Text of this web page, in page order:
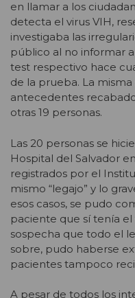
en llamar a los
detecta el virus VIH,
investigaba las
público al no informar
test respectivo hace
de la prueba. La
antecedentes
otras 19 personas.
Las 20 personas se
Hospital del Salvador
registrados por el
mismo “legajo” y lo
esos casos, se pudo
paciente que sí tenía el
sospecha que todo el
sobre, pudo haberse
pacientes tampoco
A pesar de todos los